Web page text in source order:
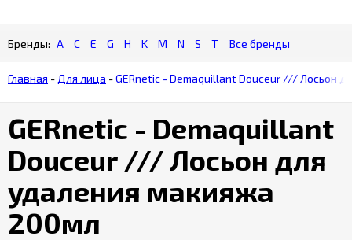
программа
A C E G H K M N S T
Главная - Для лица -GERnetic - Demaquillant Douceur /// Лосьон
GERnetic - Demaquillant
Douceur /// Лосьон для
удаления макияжа
200мл